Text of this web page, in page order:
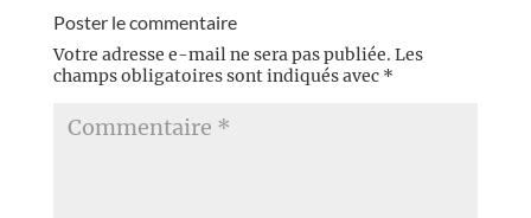
se veut ...
Poster le commentaire
Votre adresse e-mail ne sera pas publiée. Les
champs obligatoires sont indiqués avec *